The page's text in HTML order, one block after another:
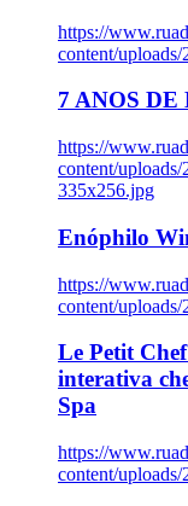
https://
content/
7 ANOS DE
https://
content/
335x256.jpg
Enóphilo
https://
content/
Le Petit
interativa
Spa
https://
content/